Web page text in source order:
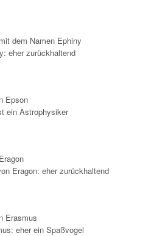
dem Namen Ephiny
eher zurückhaltend
Epson
ein Astrophysiker
Eragon: eher zurückhaltend
Erasmus
eher ein Spaßvogel